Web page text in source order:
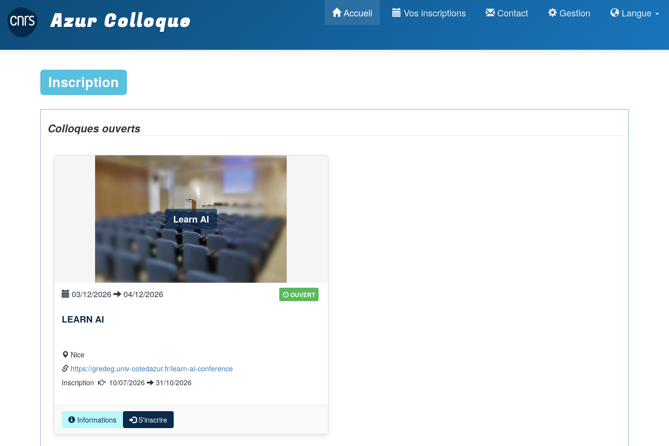
Azur Colloque Accueil Vos inscriptions Contact Gestion Langue
Inscription
Colloques ouverts
Learn AI
03/12/2026 04/12/2026 OUVERT
LEARN AI
Nice
https://gredeg.univ-cotedazur.fr/learn-ai-conference
10/07/2026 31/10/2026
Informations S'inscrire